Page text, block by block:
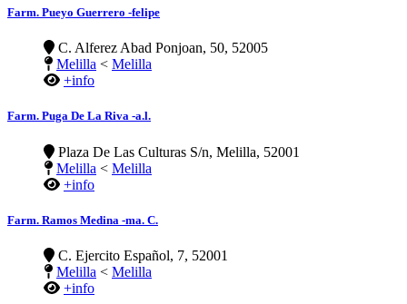
Farm. Pueyo Guerrero -felipe
C. Alferez Abad Ponjoan, 50, 52005
Melilla < Melilla
+info
Farm. Puga De La Riva -a.l.
Plaza De Las Culturas S/n, Melilla, 52001
Melilla < Melilla
+info
Farm. Ramos Medina -ma. C.
C. Ejercito Español, 7, 52001
Melilla < Melilla
+info